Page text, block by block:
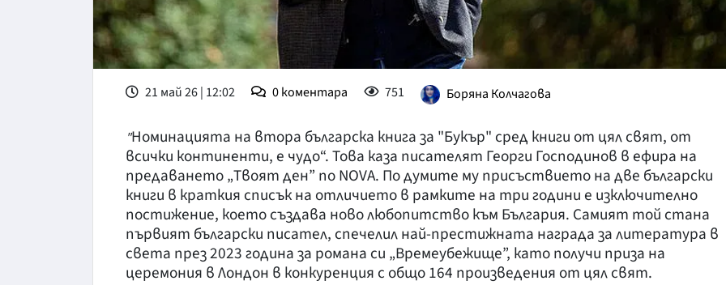
21 май 26 | 12:02 0коментара 751 Боряна Колчагова
"Номинацията на втора българска книга за "Букър" сред книги от цял свят, от
всички континенти, е чудо“. Това каза писателят Георги Господинов в ефира на
предаването „Твоят ден” по NOVA. По думите му присъствието на две български
книги в краткия списък на отличието в рамките на три години е изключително
постижение, което създава ново любопитство към България. Самият той стана
първият български писател, спечелил най-престижната награда за литература в
света през 2023 година за романа си „Времеубежище”, като получи приза на
церемония в Лондон в конкуренция с общо 164 произведения от цял свят.